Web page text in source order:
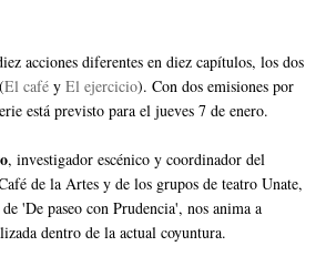
acciones diferentes en diez capítulos, los dos
El café y El ejercicio). Con dos emisiones por
está previsto para el jueves 7 de enero.
, investigador escénico y coordinador del
de la Artes y de los grupos de teatro Unate,
'De paseo con Prudencia', nos anima a
dentro de la actual coyuntura.